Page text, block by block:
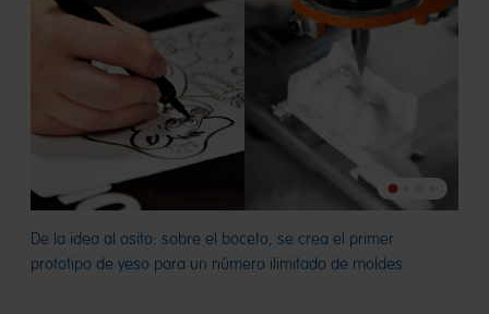
De la idea al osito: sobre el boceto, se crea el primer
prototipo de yeso para un número ilimitado de moldes.
Ir
a
Ir
a